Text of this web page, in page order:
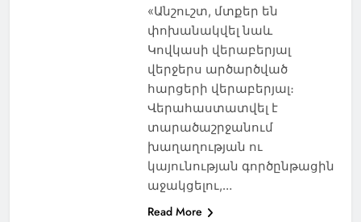
«Անշուշտ, մտքեր են
փոխանակվել նաև
Կովկասի վերաբերյալ
վերջերս արծարծված
հարցերի վերաբերյալ։
Վերահաստատվել է
տարածաշրջանում
խաղաղության ու
կայունության գործընթացին
աջակցելու,…
Read More